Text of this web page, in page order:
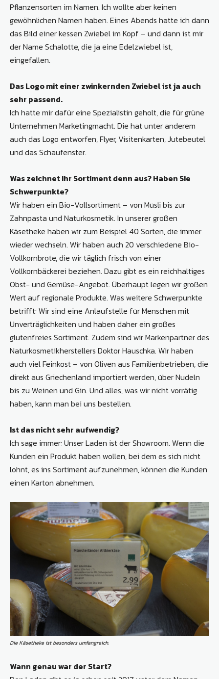
Pflanzensorten im Namen. Ich wollte aber keinen
gewöhnlichen Namen haben. Eines Abends hatte ich dann
das Bild einer kessen Zwiebel im Kopf – und dann ist mir
der Name Schalotte, die ja eine Edelzwiebel ist,
eingefallen.
Das Logo mit einer zwinkernden Zwiebel ist ja auch
sehr passend.
Ich hatte mir dafür eine Spezialistin geholt, die für grüne
Unternehmen Marketingmacht. Die hat unter anderem
auch das Logo entworfen, Flyer, Visitenkarten, Jutebeutel
und das Schaufenster.
Was zeichnet Ihr Sortiment denn aus? Haben Sie
Schwerpunkte?
Wir haben ein Bio-Vollsortiment – von Müsli bis zur
Zahnpasta und Naturkosmetik. In unserer großen
Käsetheke haben wir zum Beispiel 40 Sorten, die immer
wieder wechseln. Wir haben auch 20 verschiedene Bio-
Vollkornbrote, die wir täglich frisch von einer
Vollkornbäckerei beziehen. Dazu gibt es ein reichhaltiges
Obst- und Gemüse-Angebot. Überhaupt legen wir großen
Wert auf regionale Produkte. Was weitere Schwerpunkte
betrifft: Wir sind eine Anlaufstelle für Menschen mit
Unverträglichkeiten und haben daher ein großes
glutenfreies Sortiment. Zudem sind wir Markenpartner des
Naturkosmetikherstellers Doktor Hauschka. Wir haben
auch viel Feinkost – von Oliven aus Familienbetrieben, die
direkt aus Griechenland importiert werden, über Nudeln
bis zu Weinen und Gin. Und alles, was wir nicht vorrätig
haben, kann man bei uns bestellen.
Ist das nicht sehr aufwendig?
Ich sage immer: Unser Laden ist der Showroom. Wenn die
Kunden ein Produkt haben wollen, bei dem es sich nicht
lohnt, es ins Sortiment aufzunehmen, können die Kunden
einen Karton abnehmen.
Die Käsetheke ist besonders umfangreich.
Wann genau war der Start?